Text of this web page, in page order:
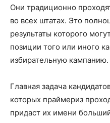
Они традиционно
во всех штатах. Это
результаты которого
позиции того или иного
избирательную кампанию.
Главная задача
которых праймериз
придаст их имени